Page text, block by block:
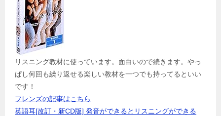
リスニング教材に使っています。面白いので続きます。やっ
ぱし何回も繰り返せる楽しい教材を一つでも持ってるといい
です！
フレンズの記事はこちら
英語耳[改訂・新CD版] 発音ができるとリスニングができる